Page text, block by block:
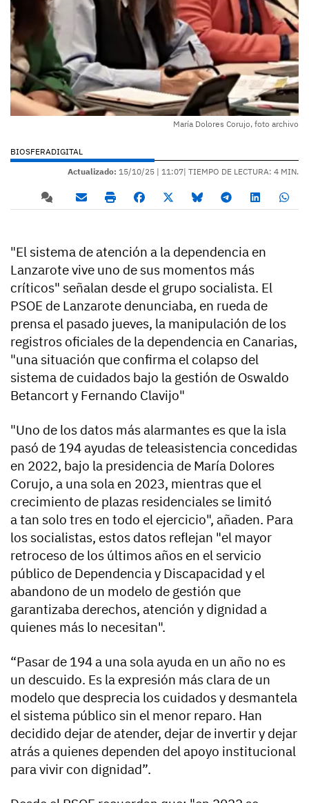
María Dolores Corujo, foto archivo
BIOSFERADIGITAL
Actualizado: 15/10/25 | 11:07| TIEMPO DE LECTURA: 4 MIN.
"El sistema de atención a la dependencia en
Lanzarote vive uno de sus momentos más
críticos" señalan desde el grupo socialista. El
PSOE de Lanzarote denunciaba, en rueda de
prensa el pasado jueves, la manipulación de los
registros oficiales de la dependencia en Canarias,
"una situación que confirma el colapso del
sistema de cuidados bajo la gestión de Oswaldo
Betancort y Fernando Clavijo"
"Uno de los datos más alarmantes es que la isla
pasó de 194 ayudas de teleasistencia concedidas
en 2022, bajo la presidencia de María Dolores
Corujo, a una sola en 2023, mientras que el
crecimiento de plazas residenciales se limitó
a tan solo tres en todo el ejercicio", añaden. Para
los socialistas, estos datos reflejan "el mayor
retroceso de los últimos años en el servicio
público de Dependencia y Discapacidad y el
abandono de un modelo de gestión que
garantizaba derechos, atención y dignidad a
quienes más lo necesitan".
“Pasar de 194 a una sola ayuda en un año no es
un descuido. Es la expresión más clara de un
modelo que desprecia los cuidados y desmantela
el sistema público sin el menor reparo. Han
decidido dejar de atender, dejar de invertir y dejar
atrás a quienes dependen del apoyo institucional
para vivir con dignidad”.